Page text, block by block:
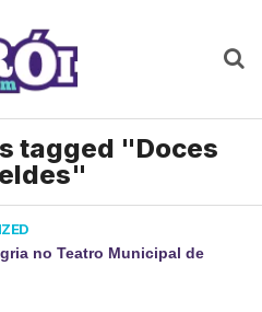
tagged "Doces
no Teatro Municipal de